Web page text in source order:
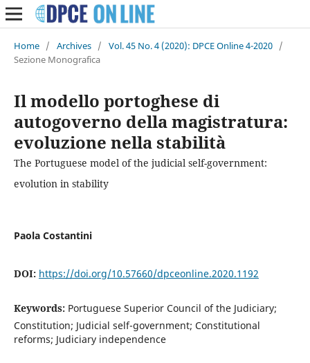
Home / Archives / Vol. 45 No. 4 (2020): DPCE Online 4-2020 /
Sezione Monografica
Il modello portoghese di
autogoverno della magistratura:
evoluzione nella stabilità
The Portuguese model of the judicial self-government:
evolution in stability
Paola Costantini
DOI: https://doi.org/10.57660/dpceonline.2020.1192
Keywords: Portuguese Superior Council of the Judiciary;
Constitution; Judicial self-government; Constitutional
reforms; Judiciary independence